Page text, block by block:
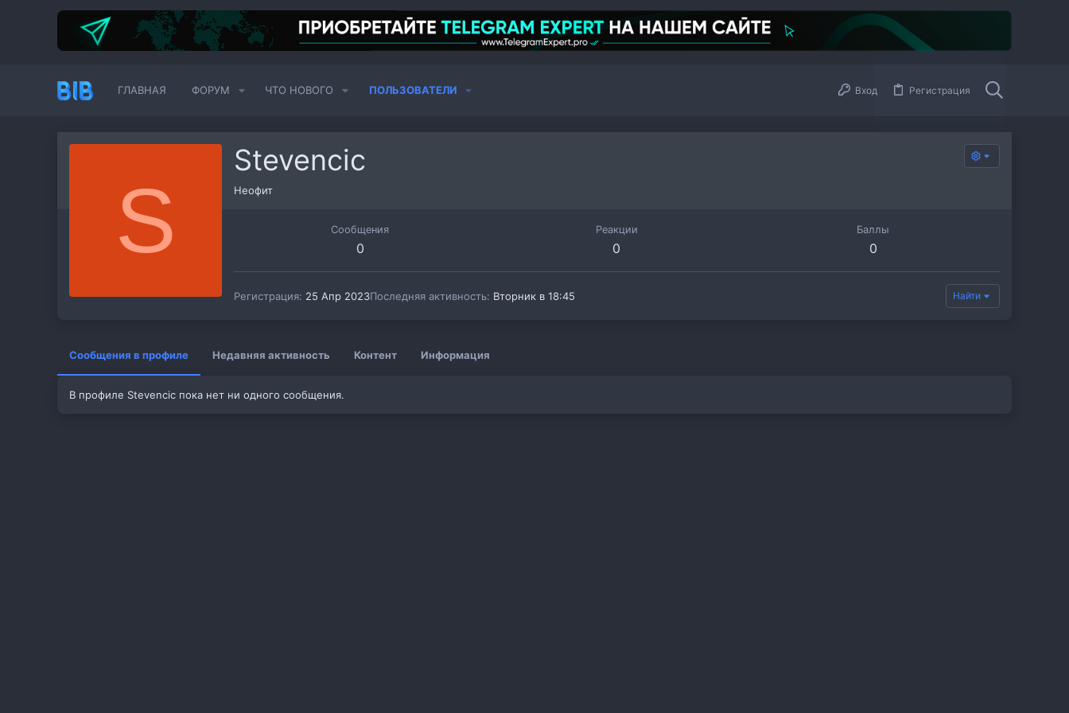
ГЛАВНАЯ ФОРУМ ЧТО НОВОГО ПОЛЬЗОВАТЕЛИ Вход Регистрация
S
Stevencic
Неофит
Сообщения
0
Реакции
0
Баллы
0
Регистрация 25 Апр 2023Последняя активность Вторник в 18:45 Найти
Сообщения в профиле Недавняя активность Контент Информация
В профиле Stevencic пока нет ни одного сообщения.